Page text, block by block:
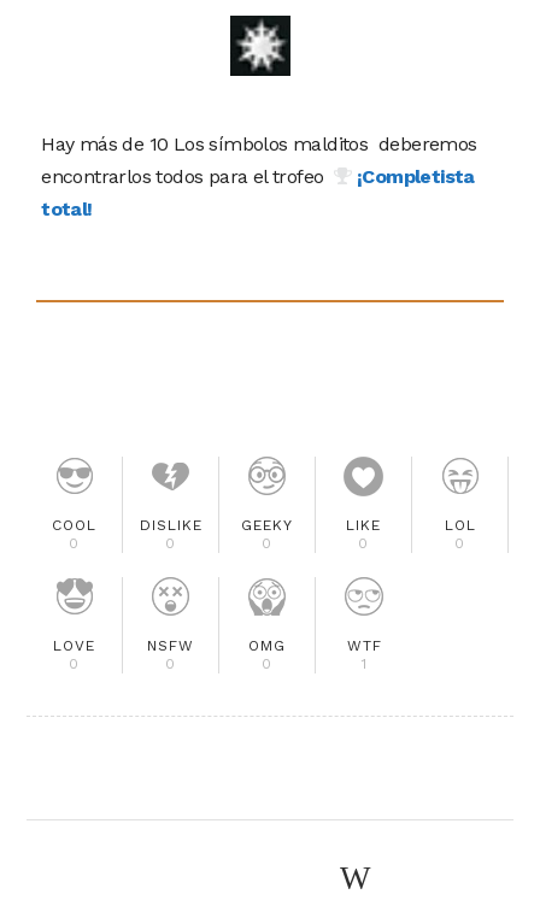
Hay más de 10 Los símbolos malditos deberemos
encontrarlos todos para el trofeo
¡Completista
total!
COOL
0
DISLIKE
0
GEEKY
0
LIKE
0
LOL
0
LOVE
0
NSFW
0
OMG
0
WTF
1